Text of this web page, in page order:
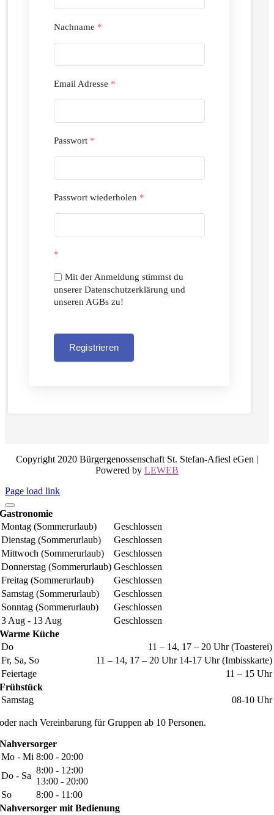
Nachname *
Email Adresse *
Passwort *
Passwort wiederholen *
*
Mit der Anmeldung stimmst du
unserer Datenschutzerklärung und
unseren AGBs zu!
Registrieren
Copyright 2020 Bürgergenossenschaft St. Stefan-Afiesl eGen |
Powered by LEWEB
Page load link
Gastronomie
Montag (Sommerurlaub)
Geschlossen
Dienstag (Sommerurlaub)
Geschlossen
Mittwoch (Sommerurlaub)
Geschlossen
Donnerstag (Sommerurlaub) Geschlossen
Freitag (Sommerurlaub)
Geschlossen
Samstag (Sommerurlaub)
Geschlossen
Sonntag (Sommerurlaub)
Geschlossen
3 Aug - 13 Aug
Geschlossen
Warme Küche
Do
11 – 14, 17 – 20 Uhr (Toasterei)
Fr, Sa, So
11 – 14, 17 – 20 Uhr 14-17 Uhr (Imbisskarte)
Feiertage
11 – 15 Uhr
Frühstück
Samstag
08-10 Uhr
oder nach Vereinbarung für Gruppen ab 10 Personen.
Nahversorger
Mo - Mi 8:00 - 20:00
Do - Sa
8:00 - 12:00
13:00 - 20:00
So
8:00 - 11:00
Nahversorger mit Bedienung